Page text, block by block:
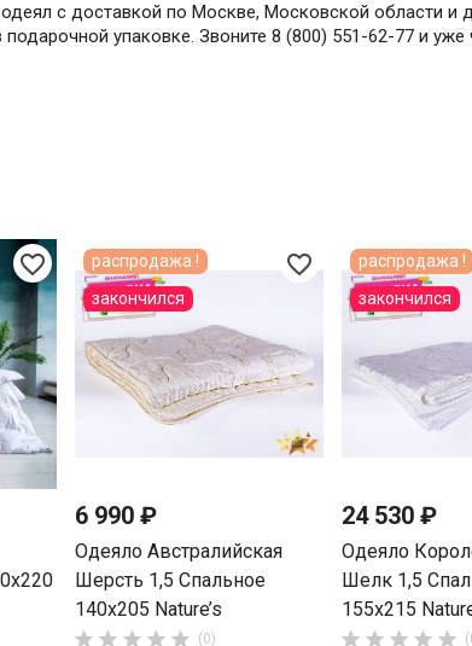
с доставкой по Москве, Московской области и
упаковке. Звоните 8 (800) 551-62-77 и
favorite_border favorite_border
6 990 ₽
Одеяло Австралийская
Шерсть 1,5 Спальное
140х205 Nature’s
     (0)
распродажа !
закончился
24 530 ₽
Одеяло
Шелк 1,5
155х215
    
распродажа !
закончился